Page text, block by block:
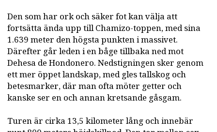
Den som har ork och säker fot kan välja att
fortsätta ända upp till Chamizo-toppen, med sina
1.639 meter den högsta punkten i massivet.
Därefter går leden i en båge tillbaka ned mot
Dehesa de Hondonero. Nedstigningen sker genom
ett mer öppet landskap, med gles tallskog och
betesmarker, där man ofta möter getter och
kanske ser en och annan kretsande gåsgam.
Turen är cirka 13,5 kilometer lång och innebär